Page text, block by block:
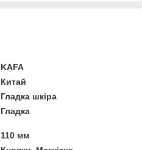
KAFA
Китай
Гладка шкіра
Гладка
110 мм